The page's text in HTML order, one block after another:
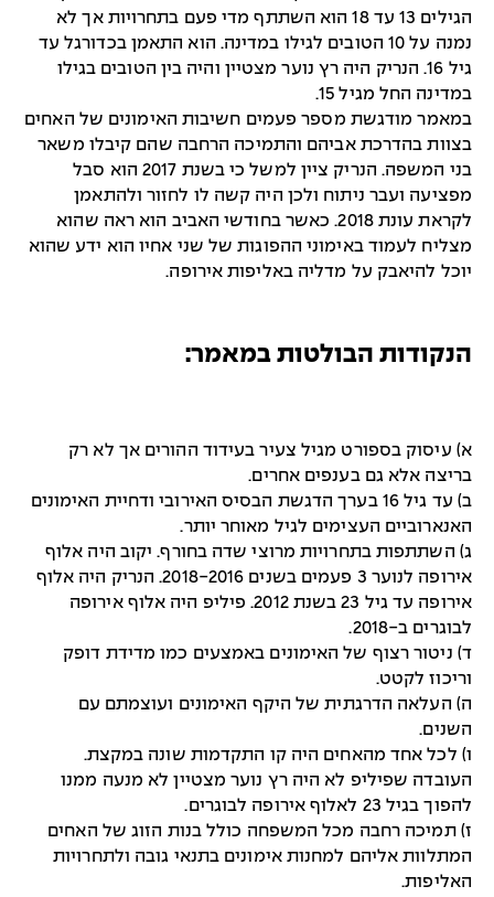
הגילים 13 עד 18 הוא השתתף מדי פעם בתחרויות אך לא
נמנה על 10 הטובים לגילו במדינה. הוא התאמן בכדורגל עד
גיל 16. הנריק היה רץ נוער מצטיין והיה בין הטובים בגילו
במדינה החל מגיל 15.
במאמר מודגשת מספר פעמים חשיבות האימונים של האחים
בצוות בהדרכת אביהם והתמיכה הרחבה שהם קיבלו משאר
בני המשפה. הנריק ציין למשל כי בשנת 2017 הוא סבל
מפציעה ועבר ניתוח ולכן היה קשה לו לחזור ולהתאמן
לקראת עונת 2018. כאשר בחודשי האביב הוא ראה שהוא
מצליח לעמוד באימוני ההפוגות של שני אחיו הוא ידע שהוא
יוכל להיאבק על מדליה באליפות אירופה.
הנקודות הבולטות במאמר:
א) עיסוק בספורט מגיל צעיר בעידוד ההורים אך לא רק
בריצה אלא גם בענפים אחרים.
ב) עד גיל 16 בערך הדגשת הבסיס האירובי ודחיית האימונים
האנארוביים העצימים לגיל מאוחר יותר.
ג) השתתפות בתחרויות מרוצי שדה בחורף. יקוב היה אלוף
אירופה לנוער 3 פעמים בשנים 2018-2016. הנריק היה אלוף
אירופה עד גיל 23 בשנת 2012. פיליפ היה אלוף אירופה
לבוגרים ב-2018.
ד) ניטור רצוף של האימונים באמצעים כמו מדידת דופק
וריכוז לקטט.
ה) העלאה הדרגתית של היקף האימונים ועוצמתם עם
השנים.
ו) לכל אחד מהאחים היה קו התקדמות שונה במקצת.
העובדה שפיליפ לא היה רץ נוער מצטיין לא מנעה ממנו
להפוך בגיל 23 לאלוף אירופה לבוגרים.
ז) תמיכה רחבה מכל המשפחה כולל בנות הזוג של האחים
המתלוות אליהם למחנות אימונים בתנאי גובה ולתחרויות
האליפות.